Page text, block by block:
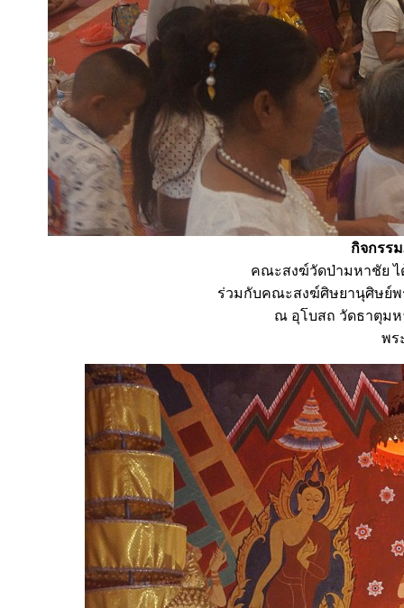
กิจกรร
คณะสงฆ์วัดป่ามหาชัย
ร่วมกับคณะสงฆ์ศิษยานุศิษย์
ณ อุโบสถ วัดธาตุม
พร